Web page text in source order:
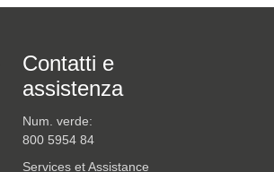
Contatti e
assistenza
Num. verde:
800 5954 84
Services et Assistance